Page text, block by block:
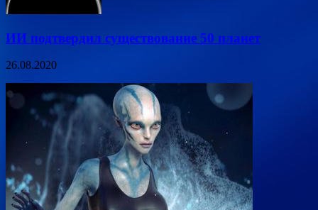
ИИ подтвердил существование 50 планет
26.08.2020